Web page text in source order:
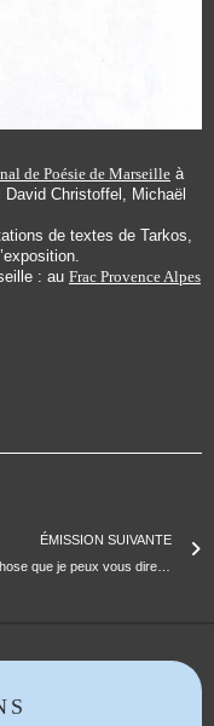
de Poésie de Marseille à
David Christoffel, Michaël
de textes de Tarkos,
: au Frac Provence Alpes
ÉMISSION SUIVANTE
La 1ère chose que je peux vous dire | Emmanuel Rabu